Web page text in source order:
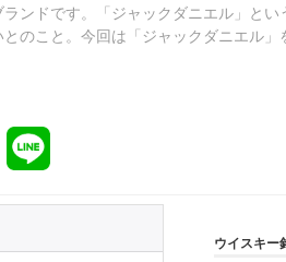
ンドです。「ジャックダニエル」と
のこと。今回は「ジャックダニエル
ウイスキー